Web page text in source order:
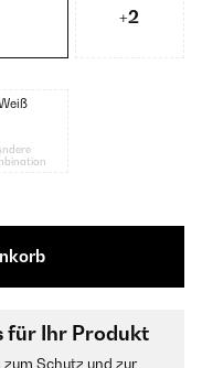
+2
für Ihr Produkt
Schutz und zur